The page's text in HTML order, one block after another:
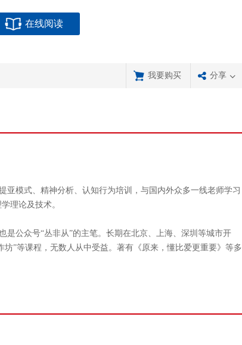
在线阅读
我要购买 分享
亚模式、精神分析、认知行为培训，与国内外众多一线老师学习
理论及技术。
是公众号“丛非从”的主笔。长期在北京、上海、深圳等城市开
”等课程，无数人从中受益。著有《原来，懂比爱更重要》等多